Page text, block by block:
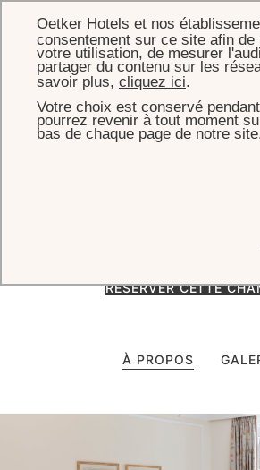
ACCUEIL CHAMBRES & SUITES
Chambre
Spacieuse et baignée de lumière
offre un cadre élégant et apaisant pour
RÉSERVER CETTE
À PROPOS
Oetker Hotels et nos
consentement sur ce site afin
votre utilisation, de mesurer
partager du contenu sur les
savoir plus, cliquez ici.
Votre choix est conservé
pourrez revenir à tout moment
bas de chaque page de notre